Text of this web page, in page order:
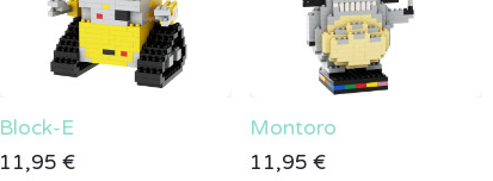
Block-E
11,95 €
Montoro
11,95 €